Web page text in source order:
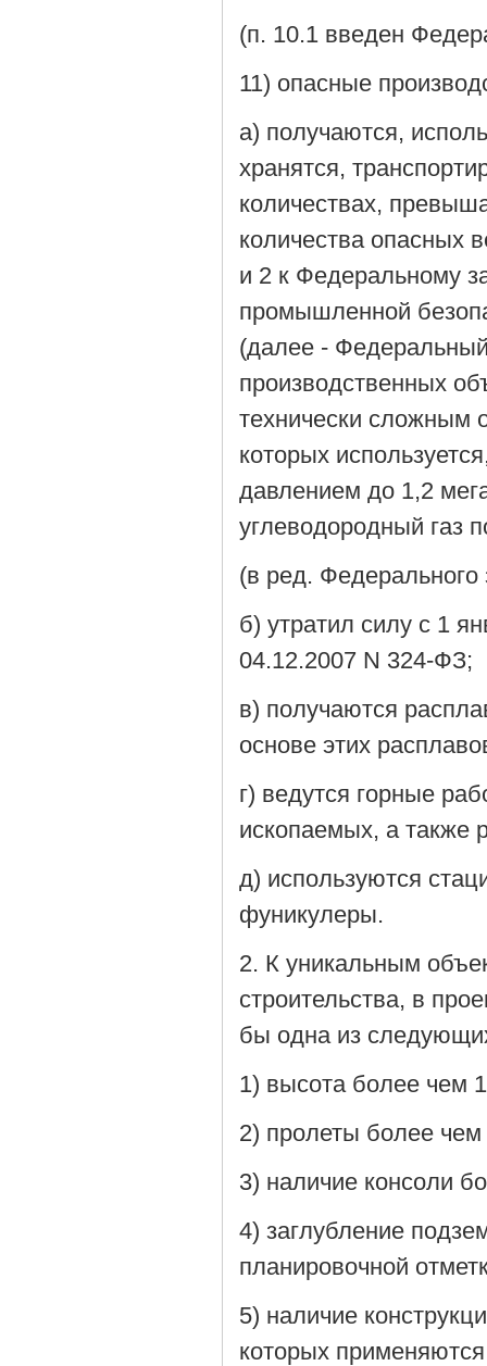
(п. 10.1 введен
11) опасные
а) получаются,
хранятся,
количествах,
количества опасных
и 2 к Федеральному
промышленной
(далее -
производственных
технически сложным
которых
давлением до 1,2
углеводородный газ
(в ред.
б) утратил силу с 1
04.12.2007 N 324-ФЗ;
в) получаются
основе этих
г) ведутся горные
ископаемых, а также
д) используются
фуникулеры.
2. К уникальным
строительства, в
бы одна из
1) высота более чем
2) пролеты более
3) наличие консоли
4) заглубление
планировочной
5) наличие
которых